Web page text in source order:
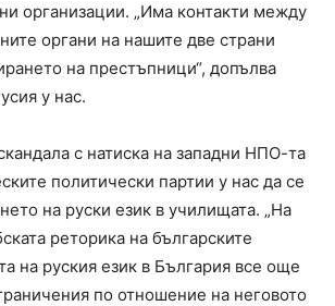
организации. „Има контакти между
органи на нашите две страни
на престъпници“, допълва
у нас.
с натиска на западни НПО-та
политически партии у нас да се
на руски език в училищата. „На
реторика на българските
на руския език в България все още
по отношение на неговото